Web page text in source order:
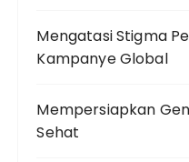
Mengatasi Stigma
Kampanye Global
Mempersiapkan
Sehat